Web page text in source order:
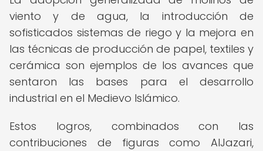
viento y de agua, la introducción de
sofisticados sistemas de riego y la mejora en
las técnicas de producción de papel, textiles y
cerámica son ejemplos de los avances que
sentaron las bases para el desarrollo
industrial en el Medievo Islámico.
Estos logros, combinados con las
contribuciones de figuras como AlJazari,